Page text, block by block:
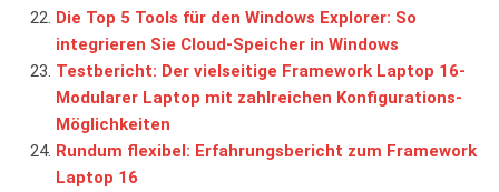
Die Top 5 Tools für den Windows Explorer: So
integrieren Sie Cloud-Speicher in Windows
Testbericht: Der vielseitige Framework Laptop 16-
Modularer Laptop mit zahlreichen Konfigurations-
Möglichkeiten
Rundum flexibel: Erfahrungsbericht zum Framework
Laptop 16